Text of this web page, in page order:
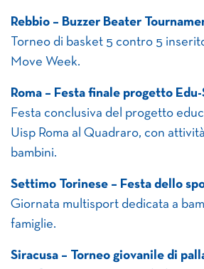
Rebbio – Buzzer Beater
Torneo di basket 5 contro 5
Move Week.
Roma – Festa finale progetto
Festa conclusiva del progetto
Uisp Roma al Quadraro, con
bambini.
Settimo Torinese – Festa dello
Giornata multisport dedicata a
famiglie.
Siracusa – Torneo giovanile di